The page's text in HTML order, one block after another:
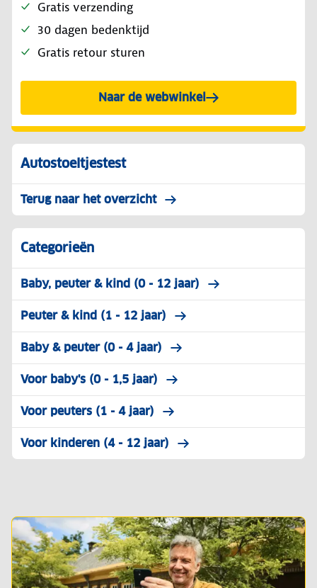
Gratis verzending
30 dagen bedenktijd
Gratis retour sturen
Naar de webwinkel
Autostoeltjestest
Terug naar het overzicht
Categorieën
Baby, peuter & kind (0 - 12 jaar)
Peuter & kind (1 - 12 jaar)
Baby & peuter (0 - 4 jaar)
Voor baby's (0 - 1,5 jaar)
Voor peuters (1 - 4 jaar)
Voor kinderen (4 - 12 jaar)